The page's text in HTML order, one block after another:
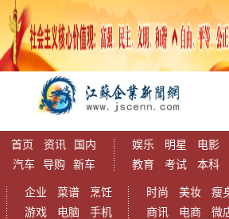
首页 资讯
国内
汽车
导购 新车
娱乐 明星
电影
教育
考试 本科
企业 菜谱
烹饪
游戏
电脑 手机
时尚 美妆
瘦
商讯
电商 微